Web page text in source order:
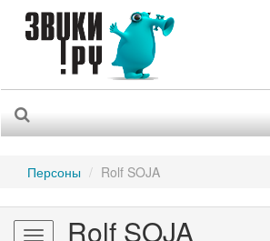
Персоны Rolf SOJA
Toggle Rolf SOJA